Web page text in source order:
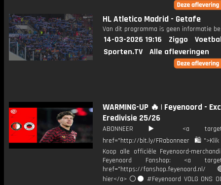
HL Atletico Madrid - Getafe
Van dit programma is geen informatie
14-03-2026 19:16 Ziggo
Sporten.TV
Alle afleveringen
WARMING-UP 🔥 | Feyenoord -
Eredivisie 25/26
ABONNEER ▶️ <a
href="http://bit.ly/FRabonneer
Koop alle officiële Feyenoord-
Feyenoord Fanshop: <a
href="https://
hier</a> ⚪️⚫ #Feyenoord VOLG ONS